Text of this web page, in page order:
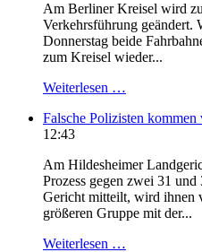
Am Berliner Kreisel wird
Verkehrsführung geändert.
Donnerstag beide
zum Kreisel wieder...
Weiterlesen …
Falsche Polizisten
12:43
Am Hildesheimer
Prozess gegen zwei 31 und
Gericht mitteilt, wird ihnen
größeren Gruppe mit der...
Weiterlesen …